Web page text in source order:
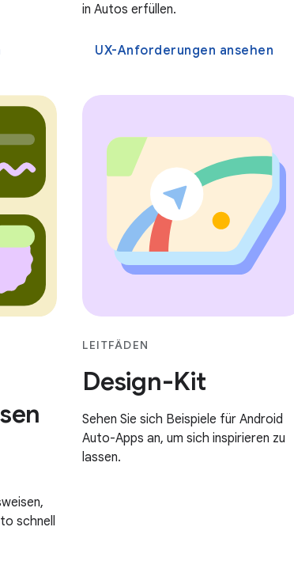
in Autos erfüllen.
UX-Anforderungen ansehen
schnell
LEITFÄDEN
Design-Kit
Sehen Sie sich Beispiele für Android
Auto-Apps an, um sich inspirieren zu
lassen.